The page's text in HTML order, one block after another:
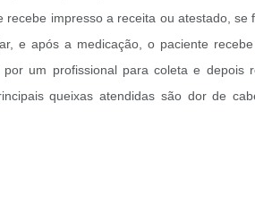
impresso a receita ou atestado,
e após a medicação, o paciente
um profissional para coleta e
queixas atendidas são dor de